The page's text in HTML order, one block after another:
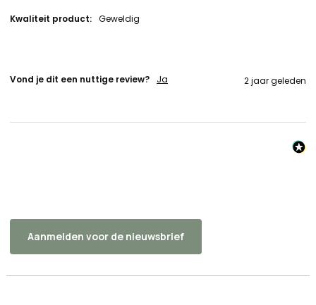
Kwaliteit product: Geweldig
Vond je dit een nuttige review? Ja 2 jaar geleden
Aanmelden voor de nieuwsbrief